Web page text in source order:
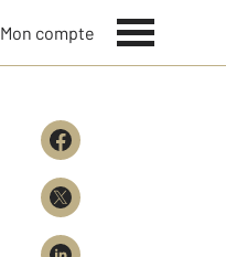
Mon compte